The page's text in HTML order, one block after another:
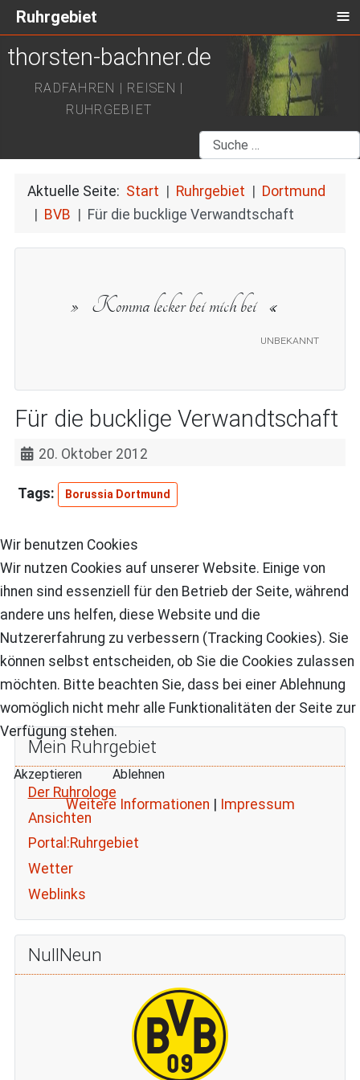
thorsten-bachner.de
RADFAHREN | REISEN |
RUHRGEBIET
Suchen
Aktuelle Seite: Start Ruhrgebiet
Dortmund
BVB
Für die bucklige Verwandtschaft
unbekannt
Komma lecker bei mich bei
Für die bucklige Verwandtschaft
20. Oktober 2012
Borussia Dortmund
Mein Ruhrgebiet
Der Ruhrologe
Ansichten
Portal:Ruhrgebiet
Wetter
Weblinks
NullNeun
Wir benutzen Cookies
Wir nutzen Cookies auf unserer Website. Einige von
ihnen sind essenziell für den Betrieb der Seite, während
andere uns helfen, diese Website und die
Nutzererfahrung zu verbessern (Tracking Cookies). Sie
können selbst entscheiden, ob Sie die Cookies zulassen
möchten. Bitte beachten Sie, dass bei einer Ablehnung
womöglich nicht mehr alle Funktionalitäten der Seite zur
Verfügung stehen.
Akzeptieren Ablehnen
Weitere Informationen | Impressum
Ruhrgebiet ≡